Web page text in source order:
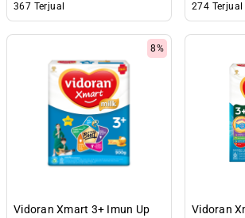
367 Terjual
274 Terjual
8%
Vidoran Xmart 3+ Imun Up
Vidoran